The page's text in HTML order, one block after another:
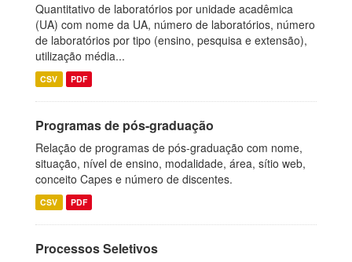
Quantitativo de laboratórios por unidade acadêmica
(UA) com nome da UA, número de laboratórios, número
de laboratórios por tipo (ensino, pesquisa e extensão),
utilização média...
CSV PDF
Programas de pós-graduação
Relação de programas de pós-graduação com nome,
situação, nível de ensino, modalidade, área, sítio web,
conceito Capes e número de discentes.
CSV PDF
Processos Seletivos